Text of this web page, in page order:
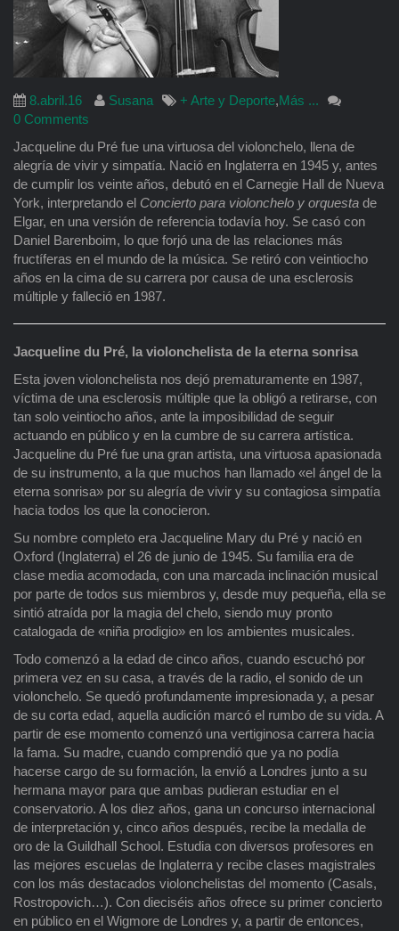
8.abril.16 Susana + Arte y Deporte,Más ...
0 Comments
Jacqueline du Pré fue una virtuosa del violonchelo, llena de
alegría de vivir y simpatía. Nació en Inglaterra en 1945 y, antes
de cumplir los veinte años, debutó en el Carnegie Hall de Nueva
York, interpretando el Concierto para violonchelo y orquesta de
Elgar, en una versión de referencia todavía hoy. Se casó con
Daniel Barenboim, lo que forjó una de las relaciones más
fructíferas en el mundo de la música. Se retiró con veintiocho
años en la cima de su carrera por causa de una esclerosis
múltiple y falleció en 1987.
Jacqueline du Pré, la violonchelista de la eterna sonrisa
Esta joven violonchelista nos dejó prematuramente en 1987,
víctima de una esclerosis múltiple que la obligó a retirarse, con
tan solo veintiocho años, ante la imposibilidad de seguir
actuando en público y en la cumbre de su carrera artística.
Jacqueline du Pré fue una gran artista, una virtuosa apasionada
de su instrumento, a la que muchos han llamado «el ángel de la
eterna sonrisa» por su alegría de vivir y su contagiosa simpatía
hacia todos los que la conocieron.
Su nombre completo era Jacqueline Mary du Pré y nació en
Oxford (Inglaterra) el 26 de junio de 1945. Su familia era de
clase media acomodada, con una marcada inclinación musical
por parte de todos sus miembros y, desde muy pequeña, ella se
sintió atraída por la magia del chelo, siendo muy pronto
catalogada de «niña prodigio» en los ambientes musicales.
Todo comenzó a la edad de cinco años, cuando escuchó por
primera vez en su casa, a través de la radio, el sonido de un
violonchelo. Se quedó profundamente impresionada y, a pesar
de su corta edad, aquella audición marcó el rumbo de su vida. A
partir de ese momento comenzó una vertiginosa carrera hacia
la fama. Su madre, cuando comprendió que ya no podía
hacerse cargo de su formación, la envió a Londres junto a su
hermana mayor para que ambas pudieran estudiar en el
conservatorio. A los diez años, gana un concurso internacional
de interpretación y, cinco años después, recibe la medalla de
oro de la Guildhall School. Estudia con diversos profesores en
las mejores escuelas de Inglaterra y recibe clases magistrales
con los más destacados violonchelistas del momento (Casals,
Rostropovich…). Con dieciséis años ofrece su primer concierto
en público en el Wigmore de Londres y, a partir de entonces,